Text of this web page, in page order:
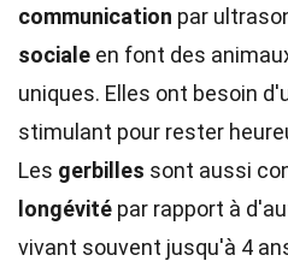
communication par
sociale en font des
uniques. Elles ont besoin
stimulant pour rester
Les gerbilles sont aussi
longévité par rapport à
vivant souvent jusqu'à 4